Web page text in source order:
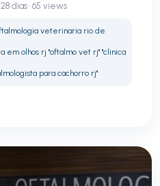
dias • 65 views
veterinaria rio de
em olhos rj "oftalmo vet rj" "clinica
para cachorro rj"